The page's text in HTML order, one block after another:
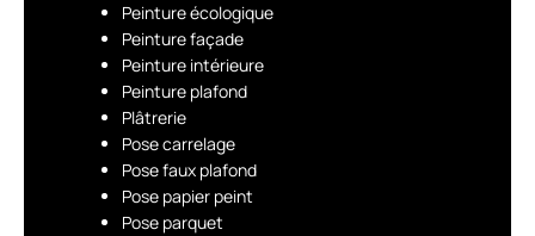
Peinture écologique
Peinture façade
Peinture intérieure
Peinture plafond
Plâtrerie
Pose carrelage
Pose faux plafond
Pose papier peint
Pose parquet